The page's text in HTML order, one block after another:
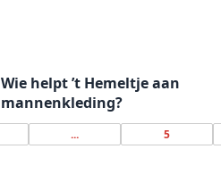
Wie helpt ’t Hemeltje aan
mannenkleding?
... 5